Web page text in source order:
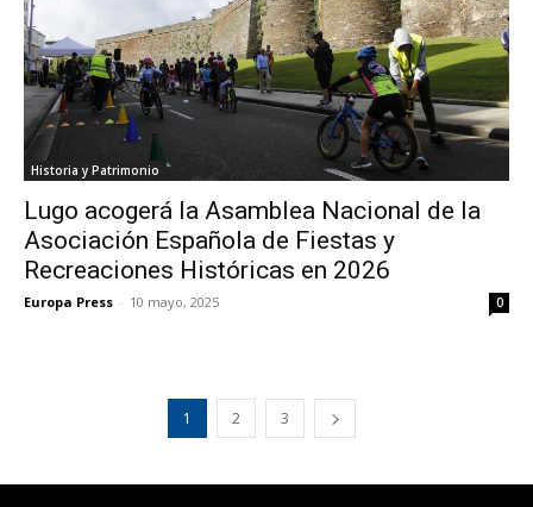
Historia y Patrimonio
Lugo acogerá la Asamblea Nacional de la
Asociación Española de Fiestas y
Recreaciones Históricas en 2026
Europa Press - 10 mayo, 2025 0
1 2 3